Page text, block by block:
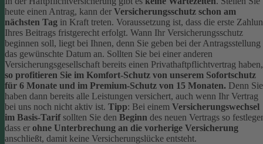
heute einen Antrag, kann der Versicherungsschutz schon am
nächsten Tag in Kraft treten. Voraussetzung ist, dass die erste
Ihres Beitrags fristgerecht erfolgt. Wann Ihr Versicherungsschutz
beginnen soll, liegt bei Ihnen, denn Sie geben bei der Antragsstellung
das gewünschte Datum an. Sollten Sie bei einer anderen
Versicherungsgesellschaft bereits einen Privathaftpflichtvertrag haben,
so profitieren Sie im Komfort-Schutz von unserem Sofortschutz
für 6 Monate und im Premium-Schutz von 15 Monaten. Denn Sie
haben dann bereits alle Leistungen versichert, auch wenn Ihr Vertrag
bei uns noch nicht aktiv ist. Tipp: Bei einem Versicherungswechsel
im Basis-Tarifsollten Sie den Beginn des neuen Vertrags so
dass er ohne Unterbrechung an die vorherige Versicherung
anschließt, damit keine Versicherungslücke entsteht.